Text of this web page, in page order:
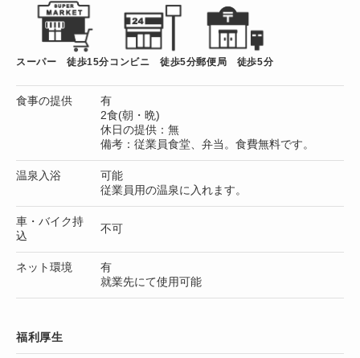
スーパー 徒歩15分 コンビニ 徒歩5分郵便局 徒歩5分
食事の提供
有
2食(朝・晩)
休日の提供：無
備考：従業員食堂、弁当。食費無料です。
温泉入浴
可能
従業員用の温泉に入れます。
車・バイク持
込
不可
ネット環境
有
就業先にて使用可能
福利厚生